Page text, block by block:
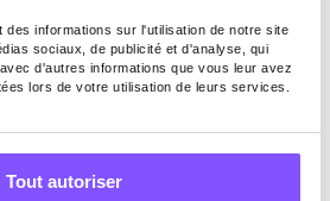
des informations sur l'utilisation de notre site
sociaux, de publicité et d'analyse, qui
d'autres informations que vous leur avez
lors de votre utilisation de leurs services.
Tout autoriser
d’obtenir une carte-
& Noble gratuite est
et les deux peuvent
n’importe qui dans le